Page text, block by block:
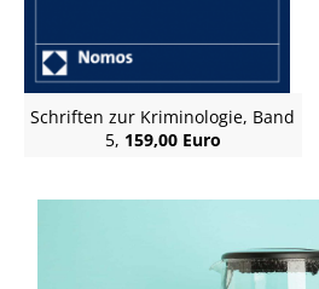
Schriften zur Kriminologie, Band
5, 159,00 Euro